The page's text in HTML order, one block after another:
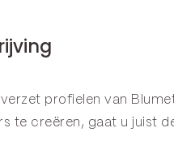
profielen van
te creëren, gaat u juist